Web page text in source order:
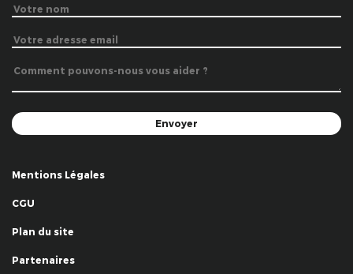
Mentions Légales
CGU
Plan du site
Partenaires